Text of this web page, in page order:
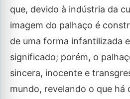
que, devido à indústria da
imagem do palhaço é
de uma forma infantilizada
significado; porém, o
sincera, inocente e
mundo, revelando o que há